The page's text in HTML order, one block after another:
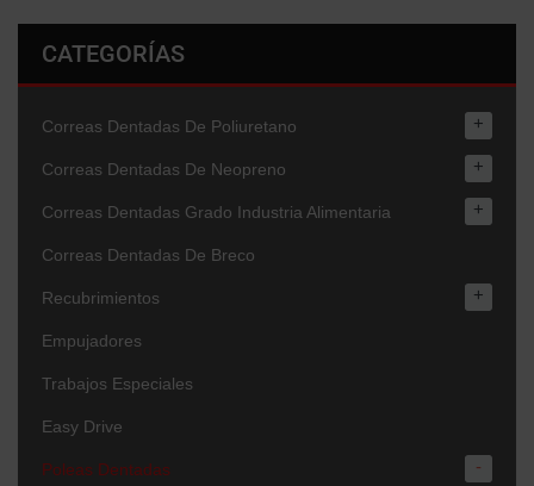
CATEGORÍAS
Correas Dentadas De Poliuretano +
Correas Dentadas De Neopreno +
Correas Dentadas Grado Industria Alimentaria +
Correas Dentadas De Breco
Recubrimientos +
Empujadores
Trabajos Especiales
Easy Drive
Poleas Dentadas -